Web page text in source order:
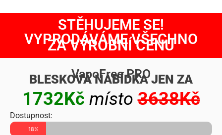
STĚHUJEME SE!
VYPRODÁVÁME VŠECHNO
ZA VÝROBNÍ CENU
VapoFree PRO
BLESKOVÁ NABÍDKA JEN ZA
1732Kč místo3638Kč
Dostupnost:
18%